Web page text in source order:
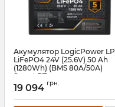
Акумулятор LogicPower LP
LiFePO4 24V (25.6V) 50 Ah
(1280Wh) (BMS 80A/50А)
Smart BT
Артикул: lp24666
19 094 грн.